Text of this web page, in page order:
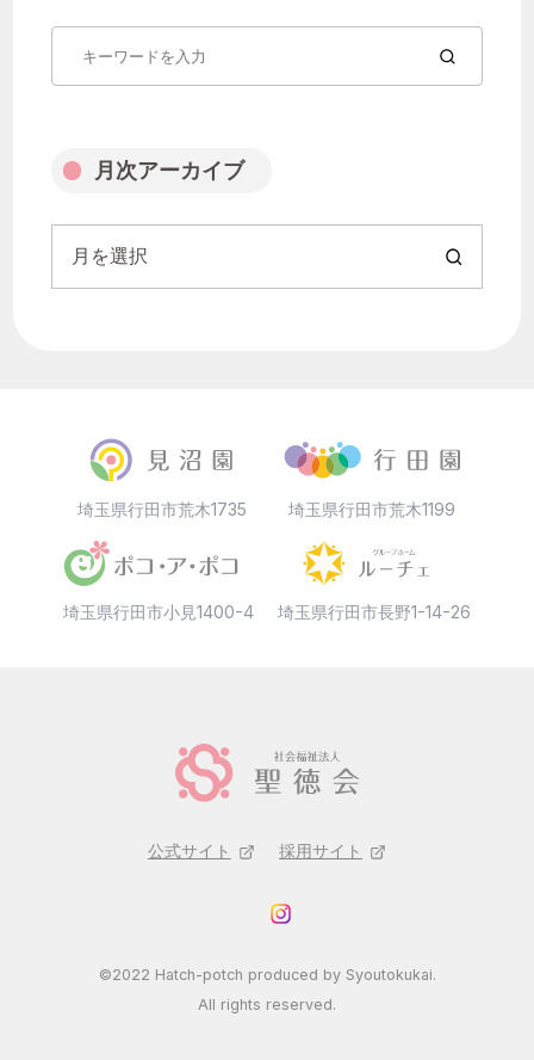
月次アーカイブ
月を選択
埼玉県行田市荒木1735 埼玉県行田市荒木1199
埼玉県行田市小見1400-4 埼玉県行田市長野1-14-26
公式サイト 採用サイト
©2022 Hatch-potch produced by Syoutokukai.
All rights reserved.